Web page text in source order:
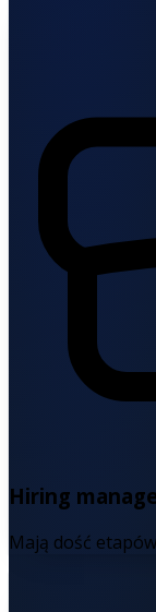
Hiring
Mają dość